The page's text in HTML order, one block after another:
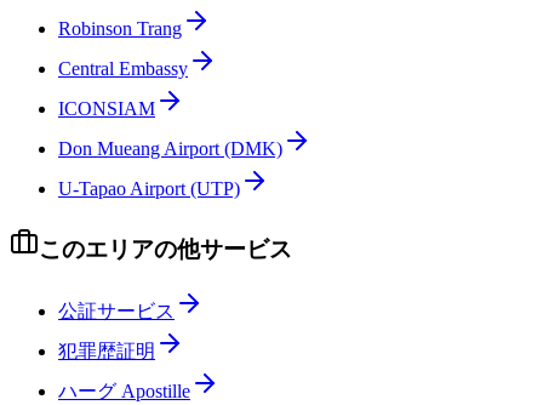
Robinson Trang
Central Embassy
ICONSIAM
Don Mueang Airport (DMK)
U-Tapao Airport (UTP)
このエリアの他サービス
公証サービス
犯罪歴証明
ハーグ Apostille